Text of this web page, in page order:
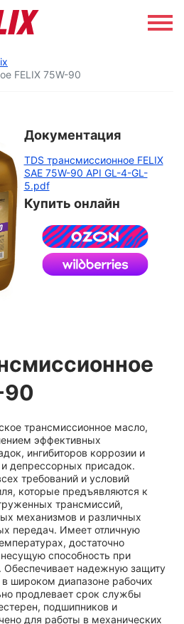
FELIX 75W-90
Документация
TDS трансмиссионное FELIX
SAE 75W-90 API GL-4-GL-
5.pdf
Купить онлайн
90
трансмиссионное масло,
эффективных
ингибиторов коррозии и
депрессорных присадок.
требований и условий
которые предъявляются к
трансмиссий,
механизмов и различных
передач. Имеет отличную
достаточно
способность при
Обеспечивает надежную защиту
в широком диапазоне рабочих
продлевает срок службы
подшипников и
для работы в механических